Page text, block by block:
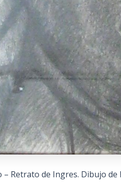
Retrato de Ingres. Dibujo de